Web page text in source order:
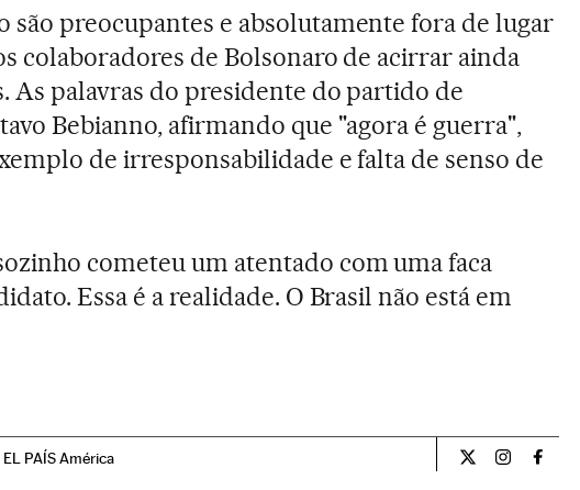
são preocupantes e absolutamente fora de lugar
colaboradores de Bolsonaro de acirrar ainda
As palavras do presidente do partido de
Bebianno, afirmando que "agora é guerra",
de irresponsabilidade e falta de senso de
cometeu um atentado com uma faca
Essa é a realidade. O Brasil não está em
PAÍS América Opiniao El
Opiniao